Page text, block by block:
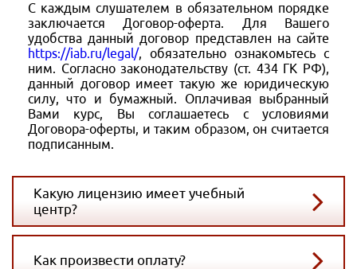
С каждым слушателем в обязательном порядке
заключается Договор-оферта. Для Вашего
удобства данный договор представлен на сайте
https://iab.ru/legal/, обязательно ознакомьтесь с
ним. Согласно законодательству (ст. 434 ГК РФ),
данный договор имеет такую же юридическую
силу, что и бумажный. Оплачивая выбранный
Вами курс, Вы соглашаетесь с условиями
Договора-оферты, и таким образом, он считается
подписанным.
Какую лицензию имеет учебный
центр?
Как произвести оплату?